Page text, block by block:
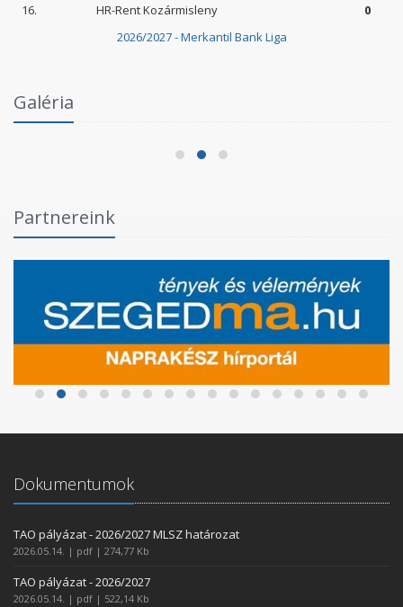
2026/2027 - Merkantil Bank Liga
16.
HR-Rent Kozármisleny 0
Galéria
Fórumban
2026.06.03.
Partnereink
Dokumentumok
TAO pályázat - 2026/2027 MLSZ határozat
2026.05.14. | pdf | 274,77 Kb
TAO pályázat - 2026/2027
2026.05.14. | pdf | 522,14 Kb